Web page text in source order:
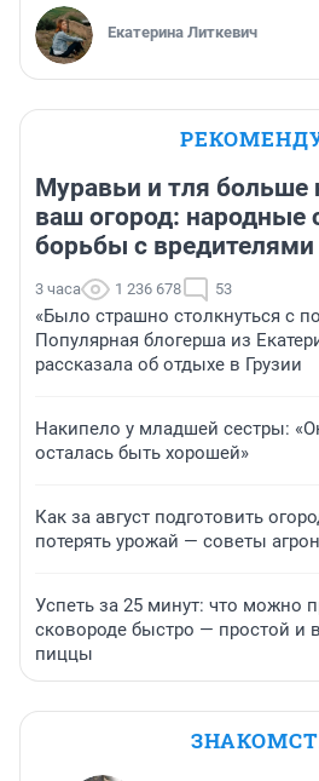
Екатерина Литкевич
Муравьи и тля больше
ваш огород: народные
борьбы с
3 часа 1 236 678 53
«Было страшно столкнуться с
Популярная блогерша из
рассказала об отдыхе в Грузии
Накипело у младшей сестры:
осталась быть хорошей»
Как за август подготовить
потерять урожай — советы
Успеть за 25 минут: что можно
сковороде быстро — простой и
пиццы